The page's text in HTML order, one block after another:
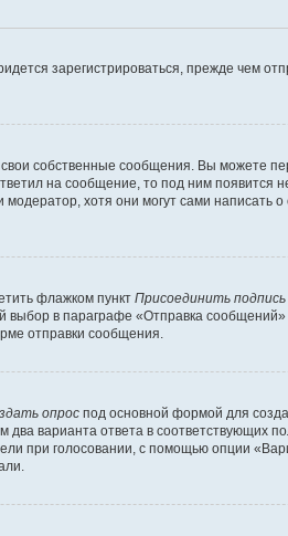
зарегистрироваться, прежде чем
собственные сообщения. Вы можете
на сообщение, то под ним появится
хотя они могут сами написать
флажком пункт Присоединить подпись
в параграфе «Отправка
отправки сообщения.
опрос под основной формой для
варианта ответа в соответствующих
при голосовании, с помощью опции